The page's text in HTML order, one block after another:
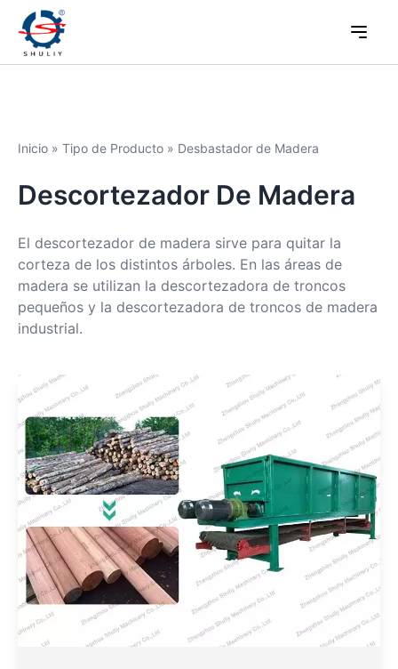
Inicio » Tipo de Producto » Desbastador de Madera
Descortezador De Madera
El descortezador de madera sirve para quitar la
corteza de los distintos árboles. En las áreas de
madera se utilizan la descortezadora de troncos
pequeños y la descortezadora de troncos de madera
industrial.